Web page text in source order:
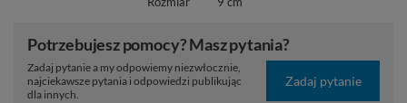
Potrzebujesz pomocy? Masz pytania?
Zadaj pytanie a my odpowiemy niezwłocznie,
najciekawsze pytania i odpowiedzi publikując
dla innych.
Zadaj pytanie